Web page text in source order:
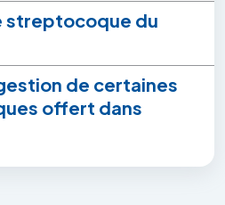
streptocoque du
de certaines
offert dans